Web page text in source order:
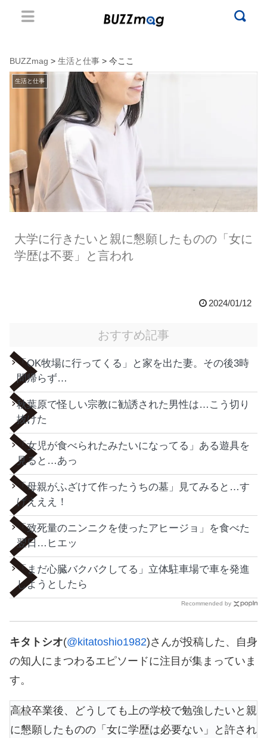
BUZZmag > 生活と仕事 > 今ここ
生活と仕事
大学に行きたいと親に懇願したものの「女に
学歴は不要」と言われ
2024/01/12
おすすめ記事
「OK牧場に行ってくる」と家を出た妻。その後3時
間帰らず…
秋葉原で怪しい宗教に勧誘された男性は…こう切り
抜けた
「女児が食べられたみたいになってる」ある遊具を
見ると…あっ
「母親がふざけて作ったうちの墓」見てみると…す
げえええ！
「致死量のニンニクを使ったアヒージョ」を食べた
翌日…ヒエッ
「まだ心臓バクバクしてる」立体駐車場で車を発進
しようとしたら
Recommended by
キタトシオ(@kitatoshio1982)さんが投稿した、自身
の知人にまつわるエピソードに注目が集まっていま
す。
高校卒業後、どうしても上の学校で勉強したいと親
に懇願したものの「女に学歴は必要ない」と許され